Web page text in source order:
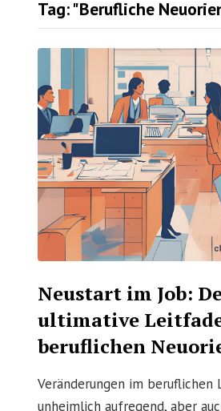
Tag: "berufliche
Neustart im Job:
ultimative
beruflichen
Veränderungen im beruflichen
unheimlich aufregend, aber